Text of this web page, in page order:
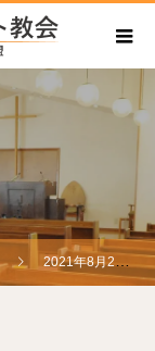
2021年8月22日礼拝「逃れる道」